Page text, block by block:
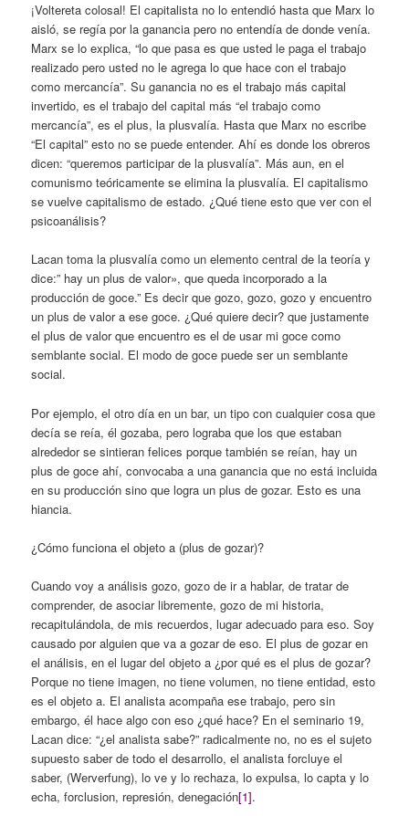
¡Voltereta colosal! El capitalista no lo entendió hasta que Marx lo
aisló, se regía por la ganancia pero no entendía de donde venía.
Marx se lo explica, “lo que pasa es que usted le paga el trabajo
realizado pero usted no le agrega lo que hace con el trabajo
como mercancía”. Su ganancia no es el trabajo más capital
invertido, es el trabajo del capital más “el trabajo como
mercancía”, es el plus, la plusvalía. Hasta que Marx no escribe
“El capital” esto no se puede entender. Ahí es donde los obreros
dicen: “queremos participar de la plusvalía”. Más aun, en el
comunismo teóricamente se elimina la plusvalía. El capitalismo
se vuelve capitalismo de estado. ¿Qué tiene esto que ver con el
psicoanálisis?
Lacan toma la plusvalía como un elemento central de la teoría y
dice:” hay un plus de valor», que queda incorporado a la
producción de goce.” Es decir que gozo, gozo, gozo y encuentro
un plus de valor a ese goce. ¿Qué quiere decir? que justamente
el plus de valor que encuentro es el de usar mi goce como
semblante social. El modo de goce puede ser un semblante
social.
Por ejemplo, el otro día en un bar, un tipo con cualquier cosa que
decía se reía, él gozaba, pero lograba que los que estaban
alrededor se sintieran felices porque también se reían, hay un
plus de goce ahí, convocaba a una ganancia que no está incluida
en su producción sino que logra un plus de gozar. Esto es una
hiancia.
¿Cómo funciona el objeto a (plus de gozar)?
Cuando voy a análisis gozo, gozo de ir a hablar, de tratar de
comprender, de asociar libremente, gozo de mi historia,
recapitulándola, de mis recuerdos, lugar adecuado para eso. Soy
causado por alguien que va a gozar de eso. El plus de gozar en
el análisis, en el lugar del objeto a ¿por qué es el plus de gozar?
Porque no tiene imagen, no tiene volumen, no tiene entidad, esto
es el objeto a. El analista acompaña ese trabajo, pero sin
embargo, él hace algo con eso ¿qué hace? En el seminario 19,
Lacan dice: “¿el analista sabe?” radicalmente no, no es el sujeto
supuesto saber de todo el desarrollo, el analista forcluye el
saber, (Werverfung), lo ve y lo rechaza, lo expulsa, lo capta y lo
echa, forclusion, represión, denegación[1].